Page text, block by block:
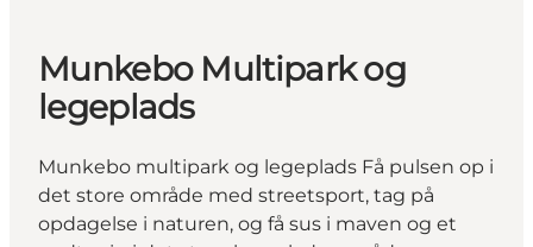
Munkebo Multipark og
legeplads
Munkebo multipark og legeplads Få pulsen op i
det store område med streetsport, tag på
opdagelse i naturen, og få sus i maven og et